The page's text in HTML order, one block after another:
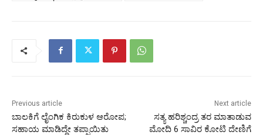
Previous article
ಬಾಲಕಿಗೆ ಲೈಂಗಿಕ ಕಿರುಕುಳ ಆರೋಪ;
ಸಹಾಯ ಮಾಡಿದ್ದೇ ತಪ್ಪಾಯಿತು
Next article
ಸತ್ಯ ಹರಿಶ್ಚಂದ್ರ ತರ ಮಾತಾಡುವ
ಮೋದಿ 6 ಸಾವಿರ ಕೋಟಿ ದೇಣಿಗೆ